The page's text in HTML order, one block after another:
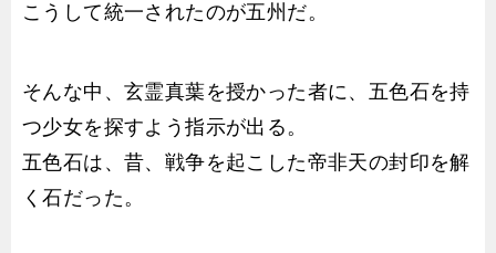
こうして統一されたのが五州だ。
そんな中、玄霊真葉を授かった者に、五色石を持
つ少女を探すよう指示が出る。
五色石は、昔、戦争を起こした帝非天の封印を解
く石だった。